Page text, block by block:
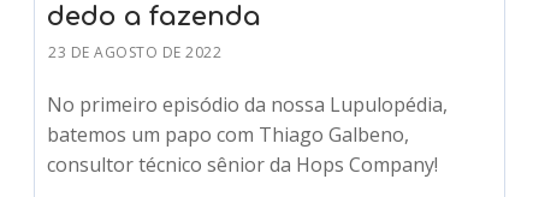
dedo a fazenda
23 DE AGOSTO DE 2022
No primeiro episódio da nossa Lupulopédia,
batemos um papo com Thiago Galbeno,
consultor técnico sênior da Hops Company!